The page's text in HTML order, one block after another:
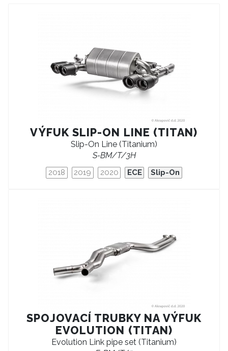
VÝFUK SLIP-ON LINE (TITAN)
Slip-On Line (Titanium)
S-BM/T/3H
2018 2019 2020 ECE Slip-On
SPOJOVACÍ TRUBKY NA VÝFUK
EVOLUTION (TITAN)
Evolution Link pipe set (Titanium)